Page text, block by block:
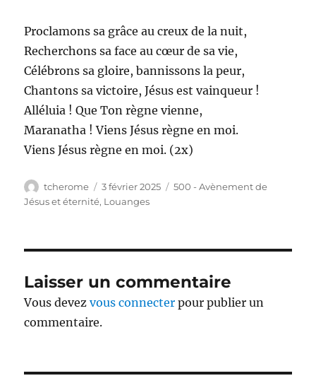
Proclamons sa grâce au creux de la nuit,
Recherchons sa face au cœur de sa vie,
Célébrons sa gloire, bannissons la peur,
Chantons sa victoire, Jésus est vainqueur !
Alléluia ! Que Ton règne vienne,
Maranatha ! Viens Jésus règne en moi.
Viens Jésus règne en moi. (2x)
Auteur
tcherome
Publié
le
3 février 2025 Catégories
500 - Avènement de
Jésus et éternité, Louanges
Laisser un commentaire
Vous devezvous connecter pour publier un
commentaire.